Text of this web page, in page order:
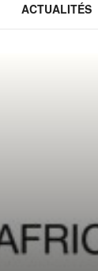
ACTUALITÉS